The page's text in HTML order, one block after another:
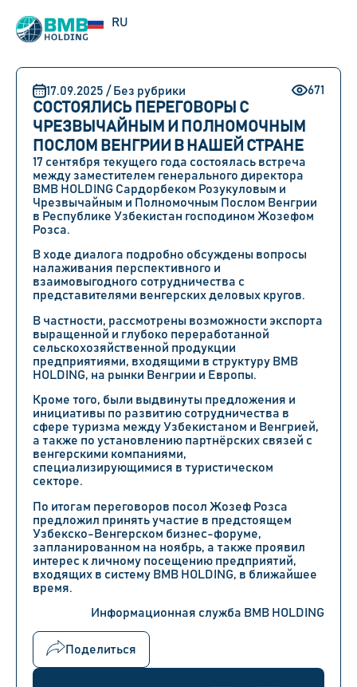
RU
EN
17.09.2025 / Без рубрики 671
СОСТОЯЛИСЬ ПЕРЕГОВОРЫ С
ЧРЕЗВЫЧАЙНЫМ И ПОЛНОМОЧНЫМ
ПОСЛОМ ВЕНГРИИ В НАШЕЙ СТРАНЕ
17 сентября текущего года состоялась встреча
между заместителем генерального директора
BMB HOLDING Сардорбеком Розукуловым и
Чрезвычайным и Полномочным Послом Венгрии
в Республике Узбекистан господином Жозефом
Розса.
В ходе диалога подробно обсуждены вопросы
налаживания перспективного и
взаимовыгодного сотрудничества с
представителями венгерских деловых кругов.
В частности, рассмотрены возможности экспорта
выращенной и глубоко переработанной
сельскохозяйственной продукции
предприятиями, входящими в структуру BMB
HOLDING, на рынки Венгрии и Европы.
Кроме того, были выдвинуты предложения и
инициативы по развитию сотрудничества в
сфере туризма между Узбекистаном и Венгрией,
а также по установлению партнёрских связей с
венгерскими компаниями,
специализирующимися в туристическом
секторе.
По итогам переговоров посол Жозеф Розса
предложил принять участие в предстоящем
Узбекско-Венгерском бизнес-форуме,
запланированном на ноябрь, а также проявил
интерес к личному посещению предприятий,
входящих в систему BMB HOLDING, в ближайшее
время.
Информационная служба BMB HOLDING
Поделиться